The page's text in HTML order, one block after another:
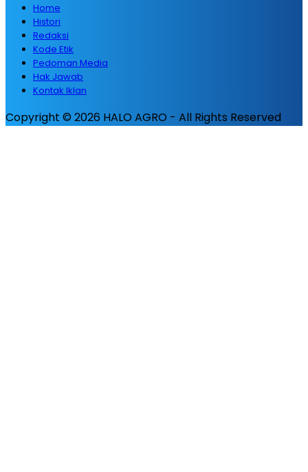
Home
Histori
Redaksi
Kode Etik
Pedoman Media
Hak Jawab
Kontak Iklan
Copyright © 2026 HALO AGRO - All Rights Reserved